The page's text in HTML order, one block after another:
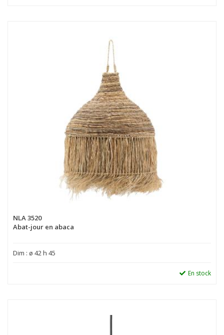
NLA 3520
Abat-jour en abaca
Dim : ø 42 h 45
En stock